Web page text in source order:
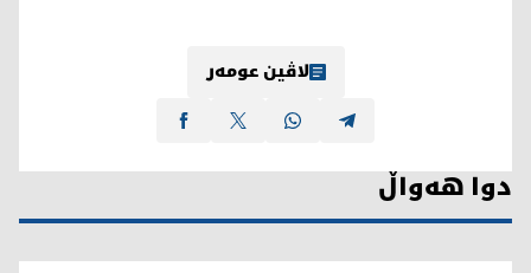
لاڤین عومەر
دوا هەواڵ